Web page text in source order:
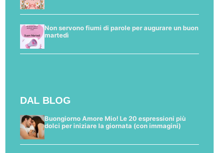
Non servono fiumi di parole per augurare un buon
martedì
DAL BLOG
Buongiorno Amore Mio! Le 20 espressioni più
dolci per iniziare la giornata (con immagini)